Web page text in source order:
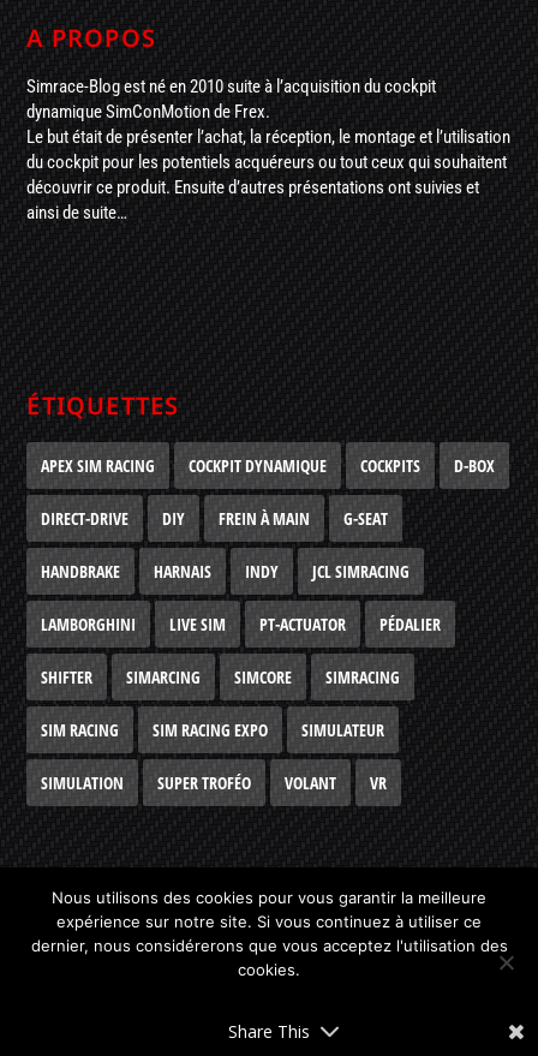
A PROPOS
Simrace-Blog est né en 2010 suite à l’acquisition du cockpit
dynamique SimConMotion de Frex.
Le but était de présenter l’achat, la réception, le montage et l’utilisation
du cockpit pour les potentiels acquéreurs ou tout ceux qui souhaitent
découvrir ce produit. Ensuite d’autres présentations ont suivies et
ainsi de suite…
ÉTIQUETTES
APEX SIM RACING COCKPIT DYNAMIQUE COCKPITS D-BOX
DIRECT-DRIVE DIY FREIN À MAIN G-SEAT
HANDBRAKE HARNAIS INDY JCL SIMRACING
LAMBORGHINI LIVE SIM PT-ACTUATOR PÉDALIER
SHIFTER SIMARCING SIMCORE SIMRACING
SIM RACING SIM RACING EXPO SIMULATEUR
SIMULATION SUPER TROFÉO VOLANT VR
Conçu parElegant Themes | Propulsé parWordPress
Devenir partenaires
Share This
Nous utilisons des cookies pour vous garantir la meilleure
expérience sur notre site. Si vous continuez à utiliser ce
dernier, nous considérerons que vous acceptez l'utilisation des
cookies.